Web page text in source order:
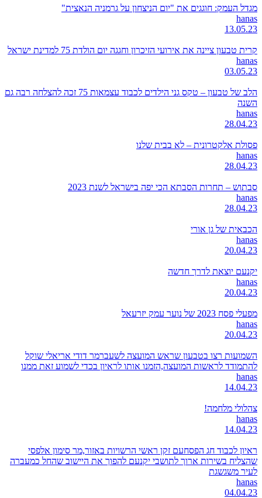
מגדל העמק: חוגגים את "יום הניצחון על גרמניה הנאצית"
hanas
13.05.23
קרית טבעון ציינה את אירועי הזיכרון וחגגה יום הולדת 75 למדינת ישראל
hanas
03.05.23
הלב של טבעון – טקס גני הילדים לכבוד עצמאות 75 זכה להצלחה רבה גם
השנה
hanas
28.04.23
פסולת אלקטרונית – לא בבית שלנו
hanas
28.04.23
סבתוש – תחרות הסבתא הכי יפה בישראל לשנת 2023
hanas
28.04.23
הכבאית של גן אורי
hanas
20.04.23
יקנעם יוצאת לדרך חדשה
hanas
20.04.23
מפעלי פסח 2023 של נוער עמק יזרעאל
hanas
20.04.23
השמועות רצו בטבעון שראש המועצה לשעברמר דודי אריאלי שוקל
להתמודד לראשות המועצה,הזמנו אותו לראיון בכדי לשמוע זאת ממנו
hanas
14.04.23
צהלולי מלחמה!
hanas
14.04.23
ראיון לכבוד חג הפסחעם זקן ראשי הרשויות באזור,מר סימון אלפסי
שהצליח בשירות ארוך לתושבי יקנעם להפוך את היישוב שהחל כמעברה
לעיר משגשגת
hanas
04.04.23